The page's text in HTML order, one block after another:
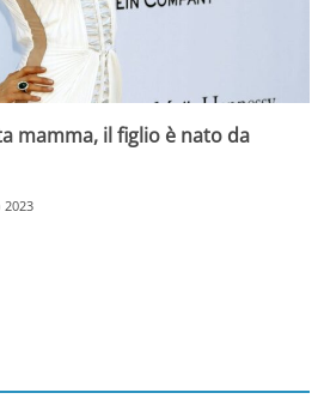
mamma, il figlio è nato da
2023